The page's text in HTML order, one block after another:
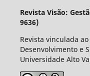
Revista Visão:
9636)
Revista vinculada
Desenvolvimento e
Universidade Alto